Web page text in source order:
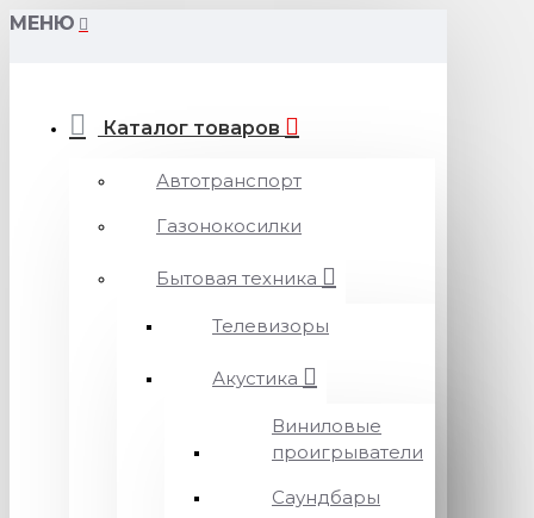
МЕНЮ
Каталог товаров
Автотранспорт
Газонокосилки
Бытовая техника
Телевизоры
Акустика
Виниловые
проигрыватели
Саундбары